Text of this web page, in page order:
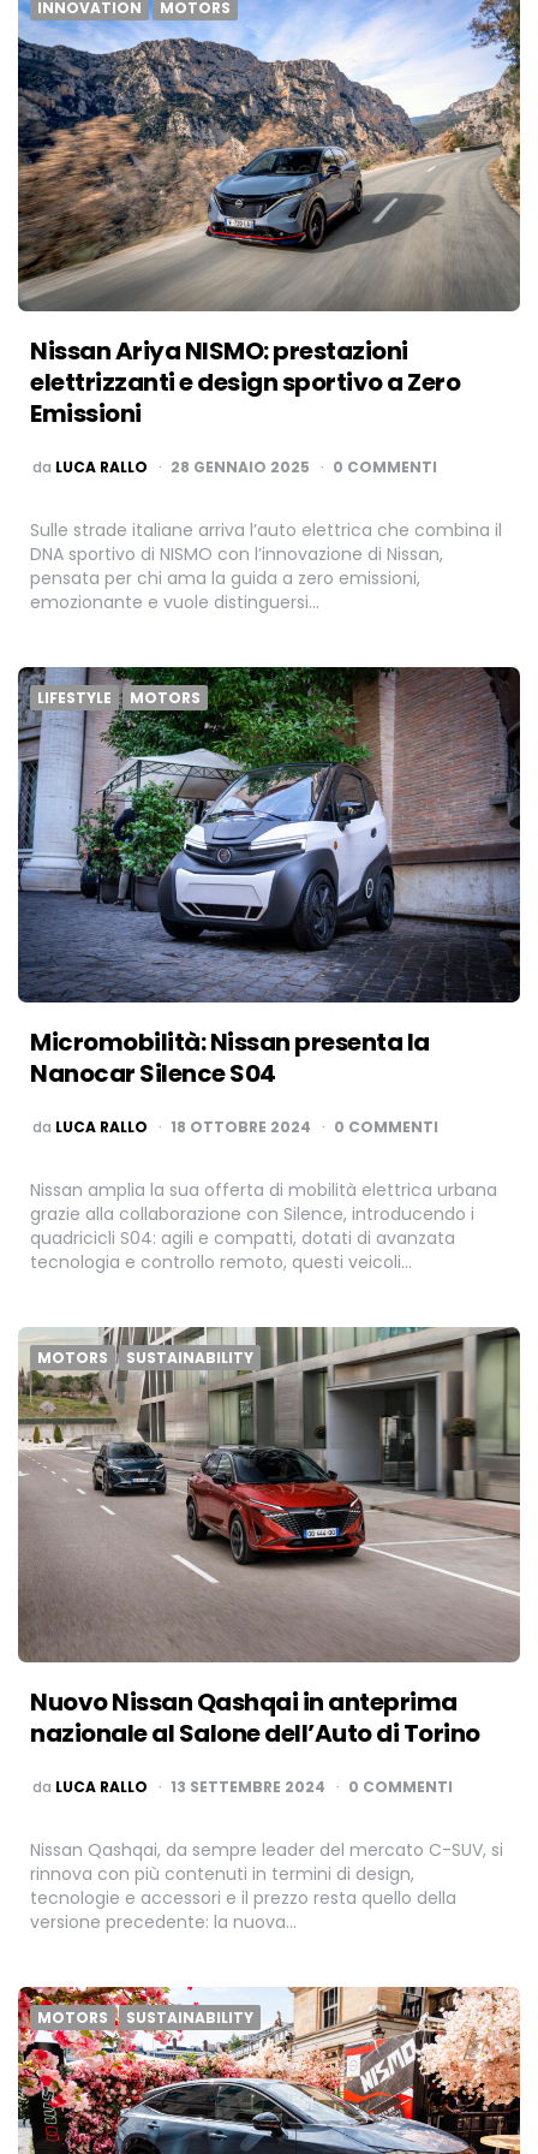
INNOVATION MOTORS
Nissan Ariya NISMO: prestazioni
elettrizzanti e design sportivo a Zero
Emissioni
PUBBLICATO
da LUCA RALLO 28 GENNAIO 2025 0 COMMENTI
Sulle strade italiane arriva l’auto elettrica che combina il
DNA sportivo di NISMO con l’innovazione di Nissan,
pensata per chi ama la guida a zero emissioni,
emozionante e vuole distinguersi…
LIFESTYLE MOTORS
Micromobilità: Nissan presenta la
Nanocar Silence S04
PUBBLICATO
da LUCA RALLO 18 OTTOBRE 2024 0 COMMENTI
Nissan amplia la sua offerta di mobilità elettrica urbana
grazie alla collaborazione con Silence, introducendo i
quadricicli S04: agili e compatti, dotati di avanzata
tecnologia e controllo remoto, questi veicoli…
MOTORS SUSTAINABILITY
Nuovo Nissan Qashqai in anteprima
nazionale al Salone dell’Auto di Torino
PUBBLICATO
da LUCA RALLO 13 SETTEMBRE 2024 0 COMMENTI
Nissan Qashqai, da sempre leader del mercato C-SUV, si
rinnova con più contenuti in termini di design,
tecnologie e accessori e il prezzo resta quello della
versione precedente: la nuova…
MOTORS SUSTAINABILITY